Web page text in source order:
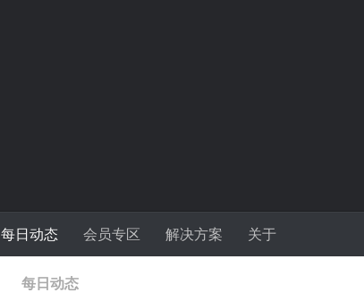
每日动态 会员专区 解决方案 关于
每日动态